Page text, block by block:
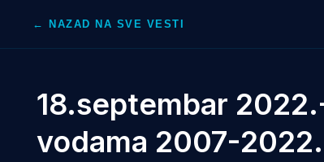
← NAZAD NA SVE VESTI
18.septembar
vodama 2007-2022.